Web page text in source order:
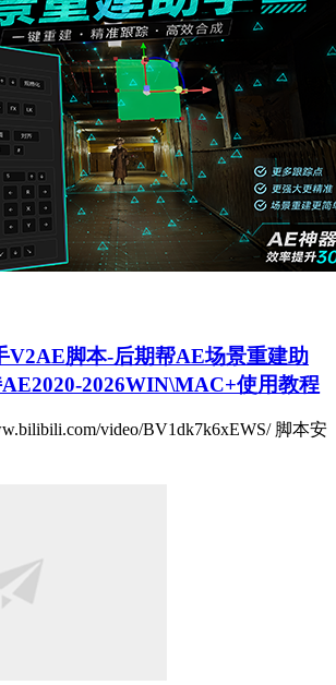
V2AE脚本-后期帮AE场景重建助
2026WIN\MAC+使用教程
video/BV1dk7k6xEWS/ 脚本安